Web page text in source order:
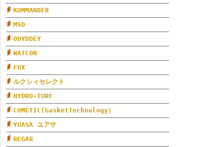
KOMMANDER
MSD
ODYDDEY
WATCON
FOX
ルクシィセレクト
HYDRO-TURF
COMETIC(GasketTechnology）
YUASA ユアサ
REGAR